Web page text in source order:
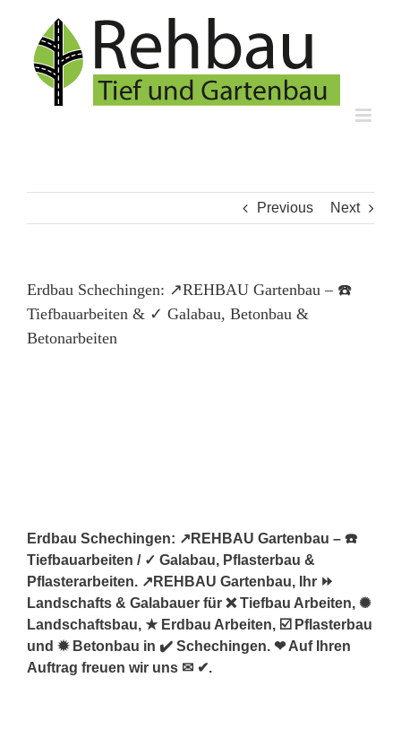
content
Previous Next
Erdbau Schechingen: ↗️REHBAU Gartenbau – ☎️
Tiefbauarbeiten & ✓ Galabau, Betonbau &
Betonarbeiten
Erdbau Schechingen: ↗️REHBAU Gartenbau – ☎️
Tiefbauarbeiten / ✓ Galabau, Pflasterbau &
Pflasterarbeiten. ↗️REHBAU Gartenbau, Ihr ⏩
Landschafts & Galabauer für ❌ Tiefbau Arbeiten, ✺
Landschaftsbau, ★ Erdbau Arbeiten, ☑️ Pflasterbau
und ✹ Betonbau in ✔️ Schechingen. ❤ Auf Ihren
Auftrag freuen wir uns ✉ ✔.